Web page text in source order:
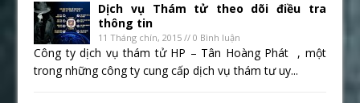
Dịch vụ Thám tử theo dõi điều tra
thông tin
11 Tháng chín, 2015 // 0 Bình luận
Công ty dịch vụ thám tử HP – Tân Hoàng Phát , một
trong những công ty cung cấp dịch vụ thám tư uy...